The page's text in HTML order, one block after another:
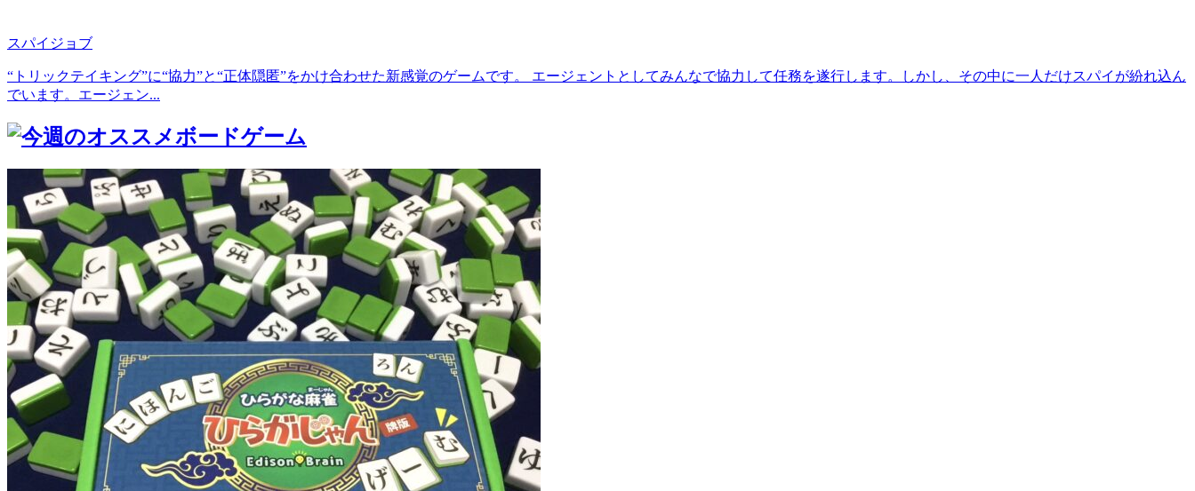
スパイジョブ
“トリックテイキング”に“協力”と“正体隠匿”をかけ合わせた新感覚のゲームです。 エージェントとしてみんなで協力して任務を遂行します。しかし、その中に一人だけスパイが紛れ込ん
でいます。エージェン...